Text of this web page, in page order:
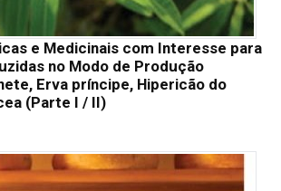
e Medicinais com Interesse para
no Modo de Produção
Erva príncipe, Hipericão do
(Parte I / II)